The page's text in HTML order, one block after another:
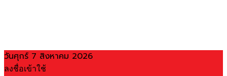
วันศุกร์ 7 สิงหาคม 2026
ลงชื่อเข้าใช้